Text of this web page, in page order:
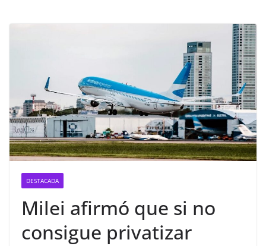
DESTACADA
Milei afirmó que si no
consigue privatizar